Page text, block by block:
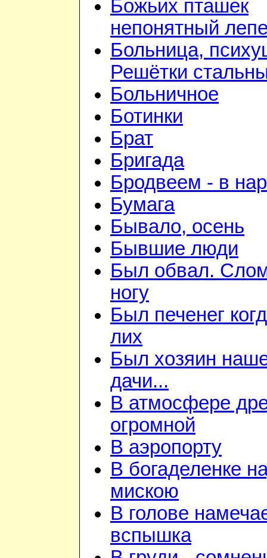
Божьих пташек
непонятный
Больница,
Решётки
Больничное
Ботинки
Брат
Бригада
Бродвеем - в
Бумага
Бывало, осень
Бывшие люди
Был обвал.
ногу
Был печенег
лих
Был хозяин
дачи...
В атмосфере
огромной
В аэропорту
В богаделенке
мискою
В голове
вспышка